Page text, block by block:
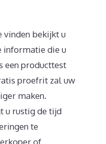
vinden bekijkt u
informatie die u
een producttest
proefrit zal uw
maken.
u rustig de tijd
te
of